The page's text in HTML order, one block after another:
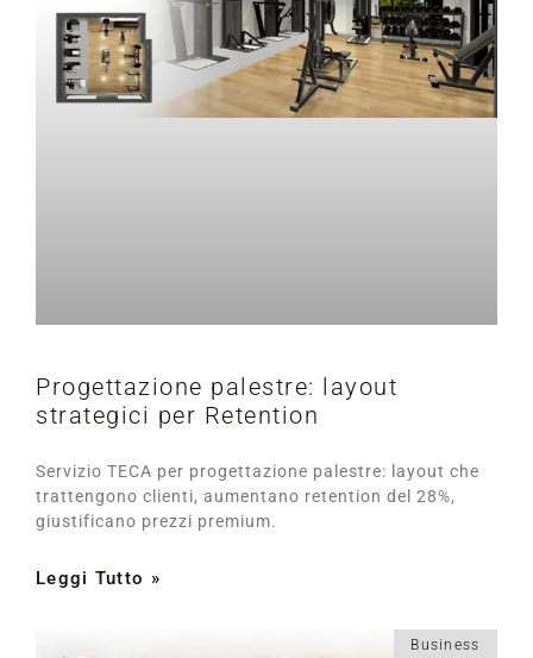
Progettazione palestre: layout
strategici per Retention
Servizio TECA per progettazione palestre: layout che
trattengono clienti, aumentano retention del 28%,
giustificano prezzi premium.
Leggi Tutto »
Business